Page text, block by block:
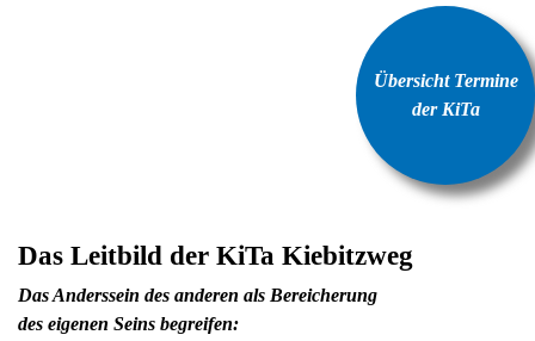
Übersicht Termine
der KiTa
Das Leitbild der KiTa Kiebitzweg
Das Anderssein des anderen als Bereicherung
des eigenen Seins begreifen: